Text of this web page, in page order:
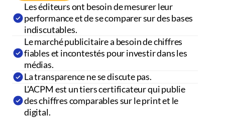
Les éditeurs ont besoin de mesurer leur
performance et de se comparer sur des bases
indiscutables.
Le marché publicitaire a besoin de chiffres
fiables et incontestés pour investir dans les
médias.
La transparence ne se discute pas.
L'ACPM est un tiers certificateur qui publie
des chiffres comparables sur le print et le
digital.